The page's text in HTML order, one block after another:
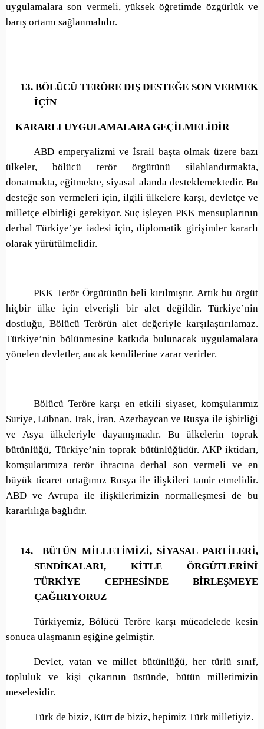
uygulamalara son vermeli, yüksek öğretimde özgürlük ve
barış ortamı sağlanmalıdır.
13.BÖLÜCÜ TERÖRE DIŞ DESTEĞE SON VERMEK
İÇİN
KARARLI UYGULAMALARA GEÇİLMELİDİR
ABD emperyalizmi ve İsrail başta olmak üzere bazı
ülkeler, bölücü terör örgütünü silahlandırmakta,
donatmakta, eğitmekte, siyasal alanda desteklemektedir. Bu
desteğe son vermeleri için, ilgili ülkelere karşı, devletçe ve
milletçe elbirliği gerekiyor. Suç işleyen PKK mensuplarının
derhal Türkiye’ye iadesi için, diplomatik girişimler kararlı
olarak yürütülmelidir.
PKK Terör Örgütünün beli kırılmıştır. Artık bu örgüt
hiçbir ülke için elverişli bir alet değildir. Türkiye’nin
dostluğu, Bölücü Terörün alet değeriyle karşılaştırılamaz.
Türkiye’nin bölünmesine katkıda bulunacak uygulamalara
yönelen devletler, ancak kendilerine zarar verirler.
Bölücü Teröre karşı en etkili siyaset, komşularımız
Suriye, Lübnan, Irak, İran, Azerbaycan ve Rusya ile işbirliği
ve Asya ülkeleriyle dayanışmadır. Bu ülkelerin toprak
bütünlüğü, Türkiye’nin toprak bütünlüğüdür. AKP iktidarı,
komşularımıza terör ihracına derhal son vermeli ve en
büyük ticaret ortağımız Rusya ile ilişkileri tamir etmelidir.
ABD ve Avrupa ile ilişkilerimizin normalleşmesi de bu
kararlılığa bağlıdır.
14.
BÜTÜN MİLLETİMİZİ, SİYASAL PARTİLERİ,
SENDİKALARI, KİTLE ÖRGÜTLERİNİ
TÜRKİYE CEPHESİNDE BİRLEŞMEYE
ÇAĞIRIYORUZ
Türkiyemiz, Bölücü Teröre karşı mücadelede kesin
sonuca ulaşmanın eşiğine gelmiştir.
Devlet, vatan ve millet bütünlüğü, her türlü sınıf,
topluluk ve kişi çıkarının üstünde, bütün milletimizin
meselesidir.
Türk de biziz, Kürt de biziz, hepimiz Türk milletiyiz.